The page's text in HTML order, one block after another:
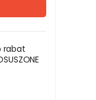
rabat